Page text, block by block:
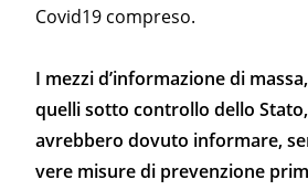
Covid19 compreso.
I mezzi d’informazione di
quelli sotto controllo dello
avrebbero dovuto informare,
vere misure di prevenzione